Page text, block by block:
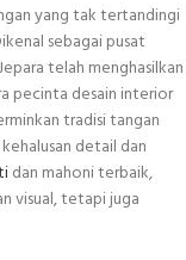
yang tak tertandingi
sebagai pusat
telah menghasilkan
pecinta desain interior
tradisi tangan
detail dan
dan mahoni terbaik,
visual, tetapi juga